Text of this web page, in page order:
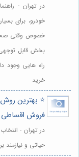
در تهران -
خودرو، برای
خصوص وقتی
بخش قابل توجهی
راه هایی وجود
خرید
⭐️ بهترین
فروش
در تهران -
حیاتی و